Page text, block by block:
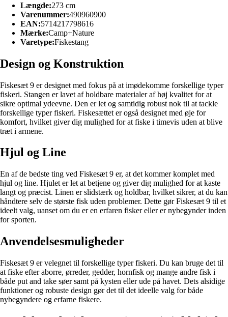
Længde:273 cm
Varenummer:490960900
EAN:5714217798616
Mærke:Camp+Nature
Varetype:Fiskestang
Design og Konstruktion
Fiskesæt 9 er designet med fokus på at imødekomme forskellige typer
fiskeri. Stangen er lavet af holdbare materialer af høj kvalitet for at
sikre optimal ydeevne. Den er let og samtidig robust nok til at tackle
forskellige typer fiskeri. Fiskesættet er også designet med øje for
komfort, hvilket giver dig mulighed for at fiske i timevis uden at blive
træt i armene.
Hjul og Line
En af de bedste ting ved Fiskesæt 9 er, at det kommer komplet med
hjul og line. Hjulet er let at betjene og giver dig mulighed for at kaste
langt og præcist. Linen er slidstærk og holdbar, hvilket sikrer, at du kan
håndtere selv de største fisk uden problemer. Dette gør Fiskesæt 9 til et
ideelt valg, uanset om du er en erfaren fisker eller er nybegynder inden
for sporten.
Anvendelsesmuligheder
Fiskesæt 9 er velegnet til forskellige typer fiskeri. Du kan bruge det til
at fiske efter aborre, ørreder, gedder, hornfisk og mange andre fisk i
både put and take søer samt på kysten eller ude på havet. Dets alsidige
funktioner og robuste design gør det til det ideelle valg for både
nybegyndere og erfarne fiskere.